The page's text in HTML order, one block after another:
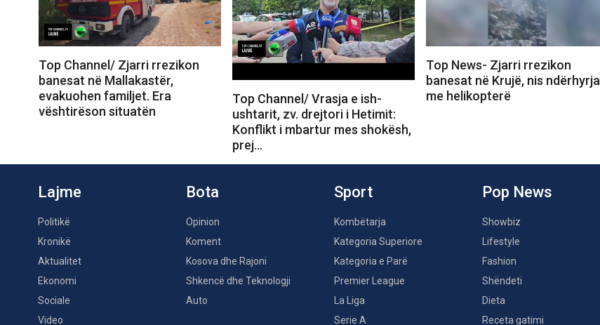
Top Channel/ Zjarri rrezikon
banesat në Mallakastër,
evakuohen familjet. Era
vështirëson situatën
Top Channel/ Vrasja e ish-
ushtarit, zv. drejtori i Hetimit:
Konflikt i mbartur mes shokësh,
prej…
Top News- Zjarri rrezikon
banesat në Krujë, nis ndërhyrja
me helikopterë
Lajme
Politikë
Kronikë
Aktualitet
Ekonomi
Sociale
Video
Bota
Opinion
Koment
Kosova dhe Rajoni
Shkencë dhe Teknologji
Auto
Sport
Kombëtarja
Kategoria Superiore
Kategoria e Parë
Premier League
La Liga
Serie A
Pop News
Showbiz
Lifestyle
Fashion
Shëndeti
Dieta
Receta gatimi